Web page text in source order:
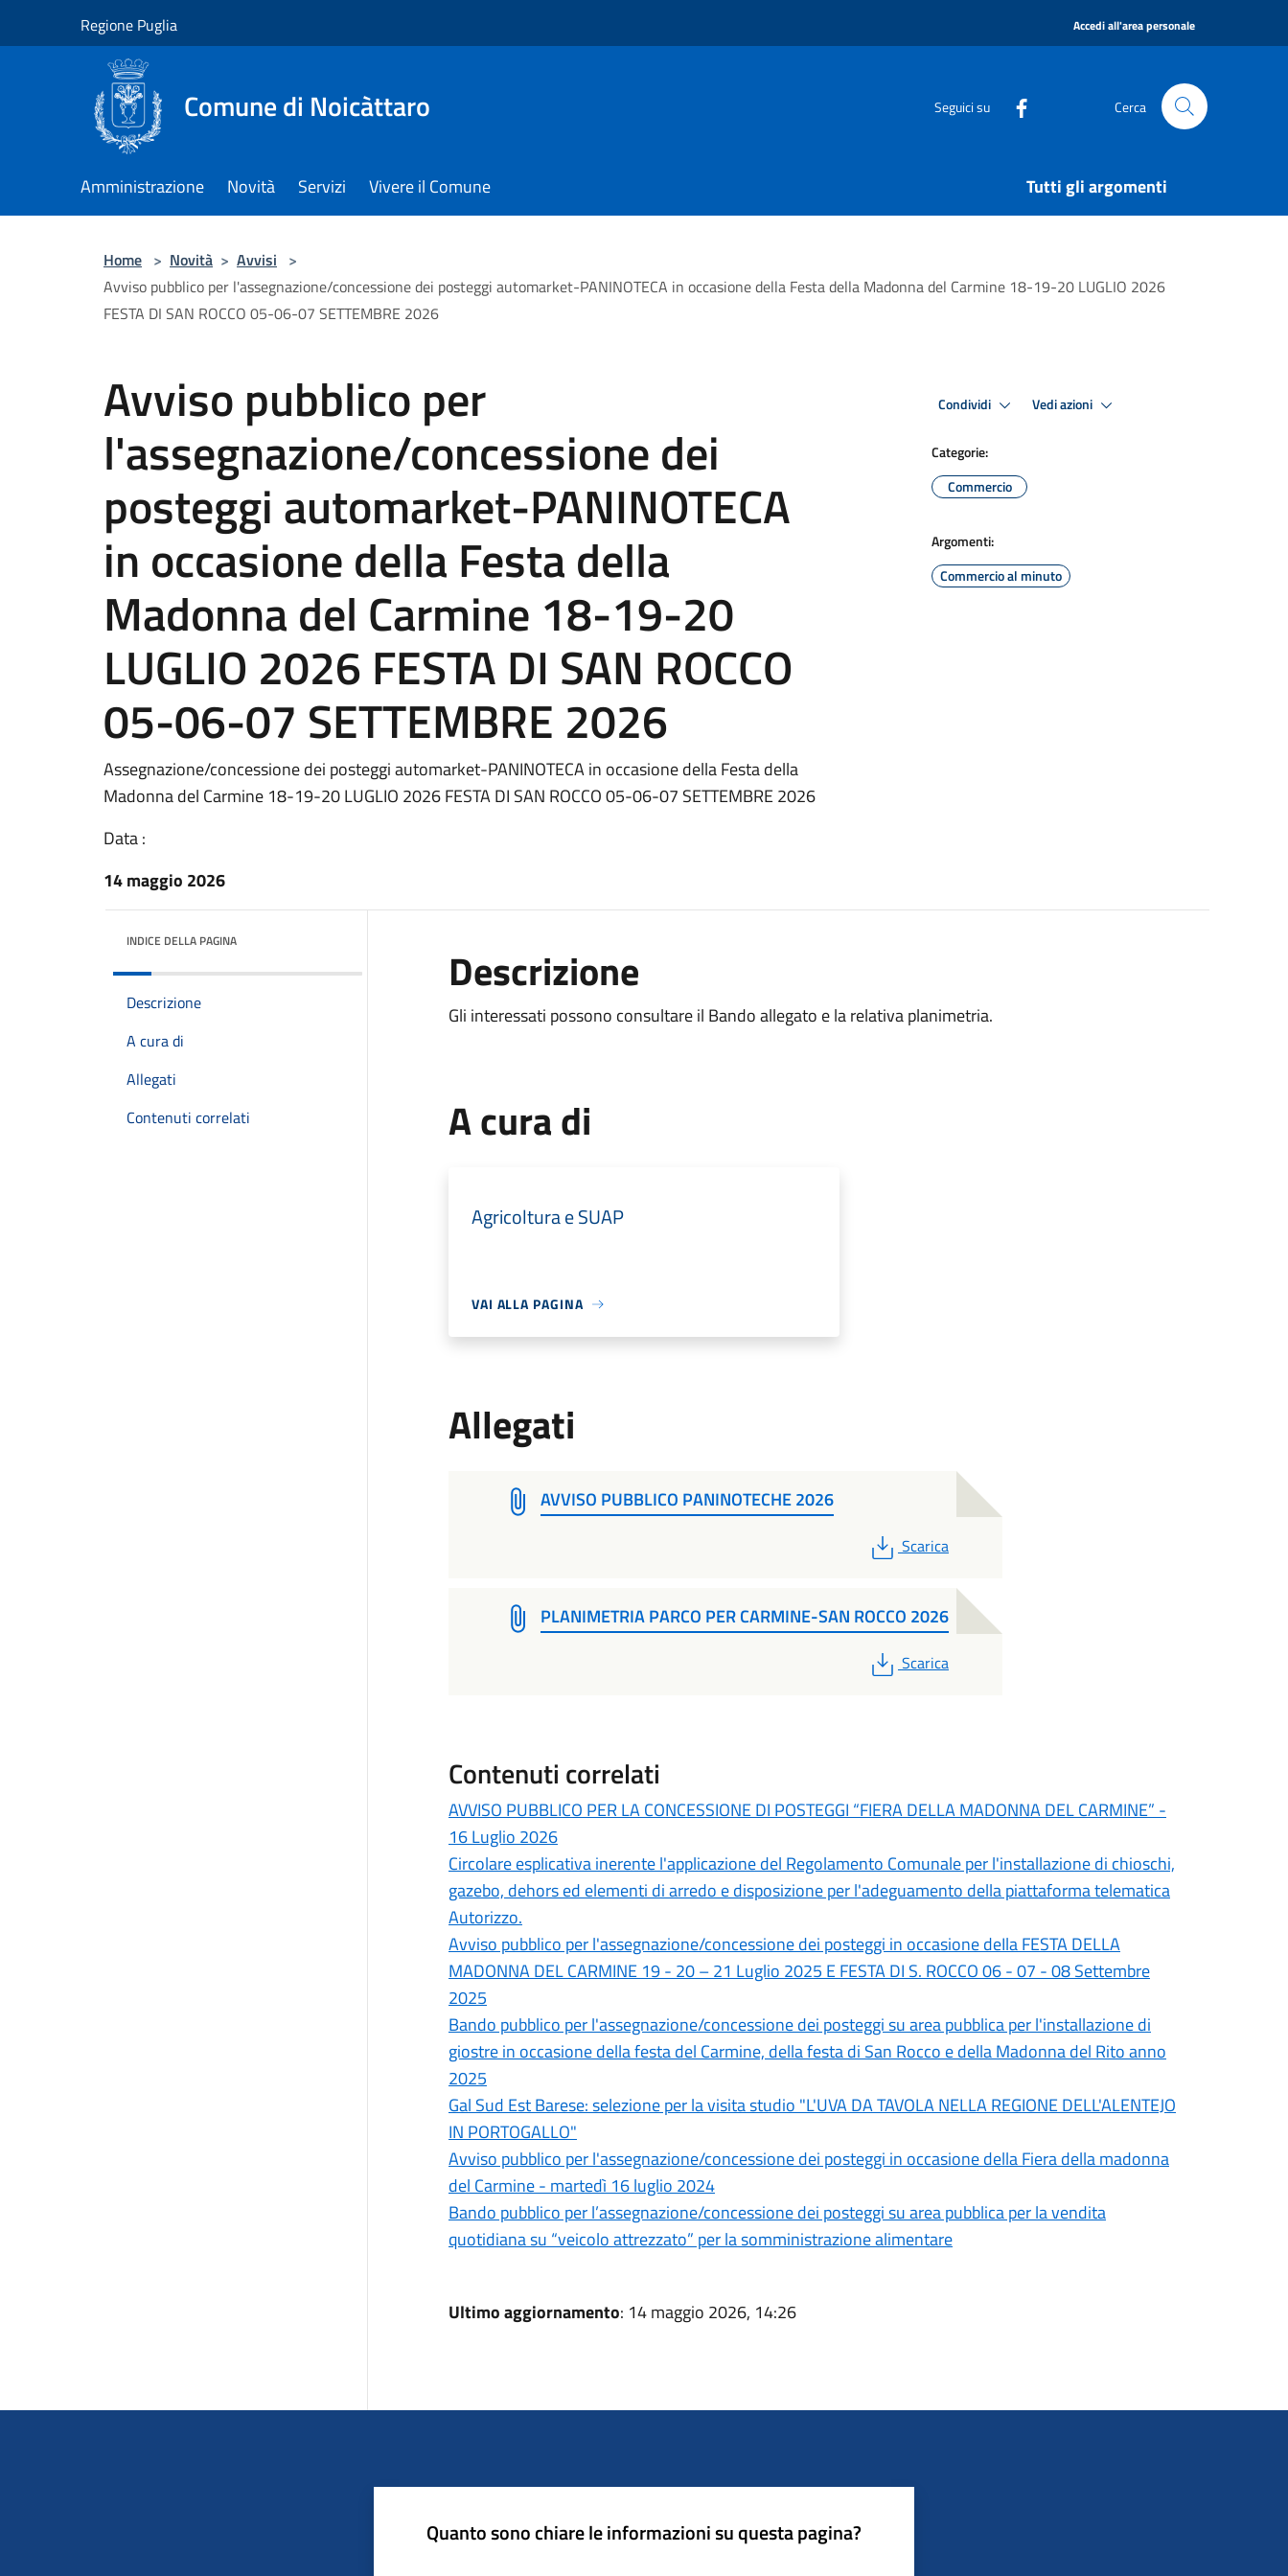
Regione Puglia Accedi all'area personale
Comune di Noicàttaro Seguici su Cerca
Amministrazione Novità Servizi Vivere il Comune Tutti gli argomenti
Home > Novità > Avvisi >
Avviso pubblico per l'assegnazione/concessione dei posteggi automarket-PANINOTECA in occasione della Festa della Madonna del Carmine 18-19-20 LUGLIO 2026
FESTA DI SAN ROCCO 05-06-07 SETTEMBRE 2026
Avviso pubblico per
l'assegnazione/concessione dei
posteggi automarket-PANINOTECA
in occasione della Festa della
Madonna del Carmine 18-19-20
LUGLIO 2026 FESTA DI SAN ROCCO
05-06-07 SETTEMBRE 2026
Assegnazione/concessione dei posteggi automarket-PANINOTECA in occasione della Festa della
Madonna del Carmine 18-19-20 LUGLIO 2026 FESTA DI SAN ROCCO 05-06-07 SETTEMBRE 2026
Data :
14 maggio 2026
Condividi Vedi azioni
Categorie:
Commercio
Argomenti:
Commercio al minuto
INDICE DELLA PAGINA
Descrizione
A cura di
Allegati
Contenuti correlati
Descrizione
Gli interessati possono consultare il Bando allegato e la relativa planimetria.
A cura di
Agricoltura e SUAP
VAI ALLA PAGINA
Allegati
AVVISO PUBBLICO PANINOTECHE 2026
PDF
Scarica
PLANIMETRIA PARCO PER CARMINE-SAN ROCCO 2026
PDF
Scarica
Contenuti correlati
AVVISO PUBBLICO PER LA CONCESSIONE DI POSTEGGI “FIERA DELLA MADONNA DEL CARMINE” -
16 Luglio 2026
Circolare esplicativa inerente l'applicazione del Regolamento Comunale per l'installazione di chioschi,
gazebo, dehors ed elementi di arredo e disposizione per l'adeguamento della piattaforma telematica
Autorizzo.
Avviso pubblico per l'assegnazione/concessione dei posteggi in occasione deIla FESTA DELLA
MADONNA DEL CARMINE 19 - 20 – 21 Luglio 2025 E FESTA DI S. ROCCO 06 - 07 - 08 Settembre
2025
Bando pubblico per l'assegnazione/concessione dei posteggi su area pubblica per l'installazione di
giostre in occasione della festa del Carmine, della festa di San Rocco e della Madonna del Rito anno
2025
Gal Sud Est Barese: selezione per la visita studio "L'UVA DA TAVOLA NELLA REGIONE DELL'ALENTEJO
IN PORTOGALLO"
Avviso pubblico per l'assegnazione/concessione dei posteggi in occasione della Fiera della madonna
del Carmine - martedì 16 luglio 2024
Bando pubblico per l’assegnazione/concessione dei posteggi su area pubblica per la vendita
quotidiana su “veicolo attrezzato” per la somministrazione alimentare
Ultimo aggiornamento: 14 maggio 2026, 14:26
Quanto sono chiare le informazioni su questa pagina?